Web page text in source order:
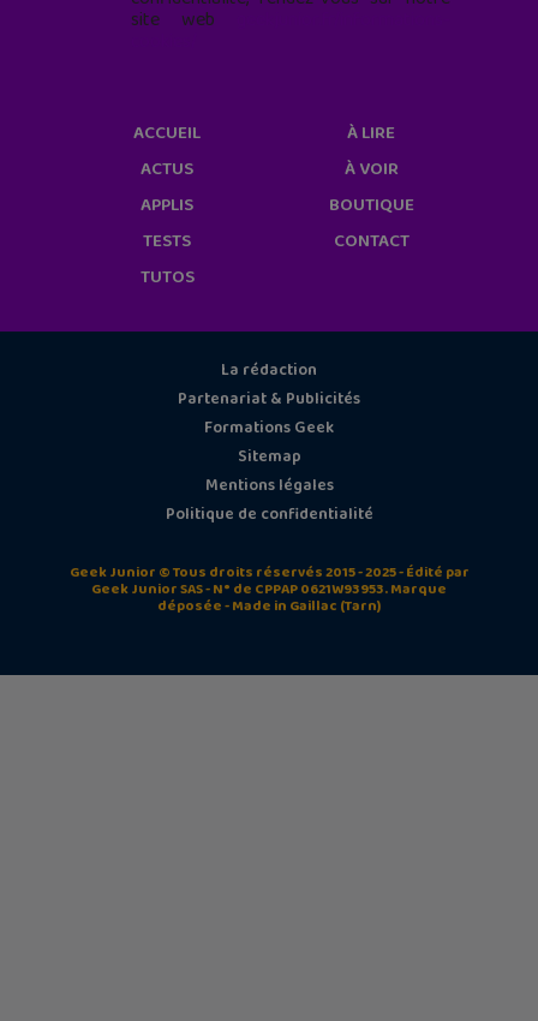
site web
ACCUEIL
ACTUS
APPLIS
TESTS
TUTOS
À LIRE
À VOIR
BOUTIQUE
CONTACT
La rédaction
Partenariat & Publicités
Formations Geek
Sitemap
Mentions légales
Politique de confidentialité
Geek Junior © Tous droits réservés 2015 - 2025 - Édité par
Geek Junior SAS - N° de CPPAP 0621W93953. Marque
déposée - Made in Gaillac (Tarn)